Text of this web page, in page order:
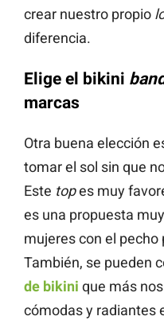
crear nuestro propio
diferencia.
Elige el bikini
marcas
Otra buena elección
tomar el sol sin que
Este topes muy
es una propuesta
mujeres con el
También, se pueden
de bikini que más
cómodas y radiantes